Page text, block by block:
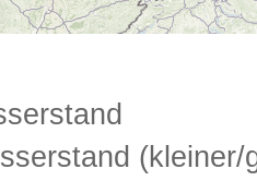
(kleiner/